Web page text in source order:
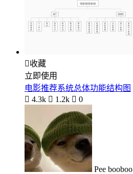
收藏
立即使用
电影推荐系统总体功能结构图
 4.3k  1.2k  0
Pee booboo